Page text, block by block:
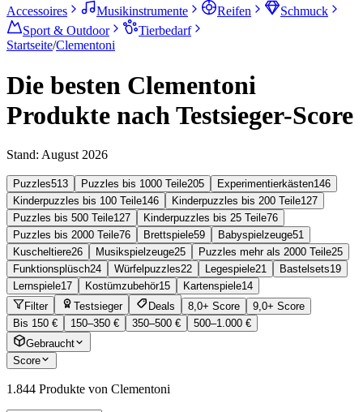
Accessoires
Musikinstrumente Reifen
Schmuck
Sport & Outdoor
Tierbedarf
Startseite/Clementoni
Die besten Clementoni
Produkte nach Testsieger-Score
Stand: August 2026
Puzzles513 Puzzles bis 1000 Teile205 Experimentierkästen146
Kinderpuzzles bis 100 Teile146 Kinderpuzzles bis 200 Teile127
Puzzles bis 500 Teile127 Kinderpuzzles bis 25 Teile76
Puzzles bis 2000 Teile76 Brettspiele59 Babyspielzeuge51
Kuscheltiere26 Musikspielzeuge25 Puzzles mehr als 2000 Teile25
Funktionsplüsch24 Würfelpuzzles22 Legespiele21 Bastelsets19
Lernspiele17 Kostümzubehör15 Kartenspiele14
Filter
Testsieger Deals 8,0+ Score
9,0+ Score
Bis 150 €
150–350 € 350–500 €
500–1.000 €
Gebraucht
Score
1.844 Produkte von Clementoni